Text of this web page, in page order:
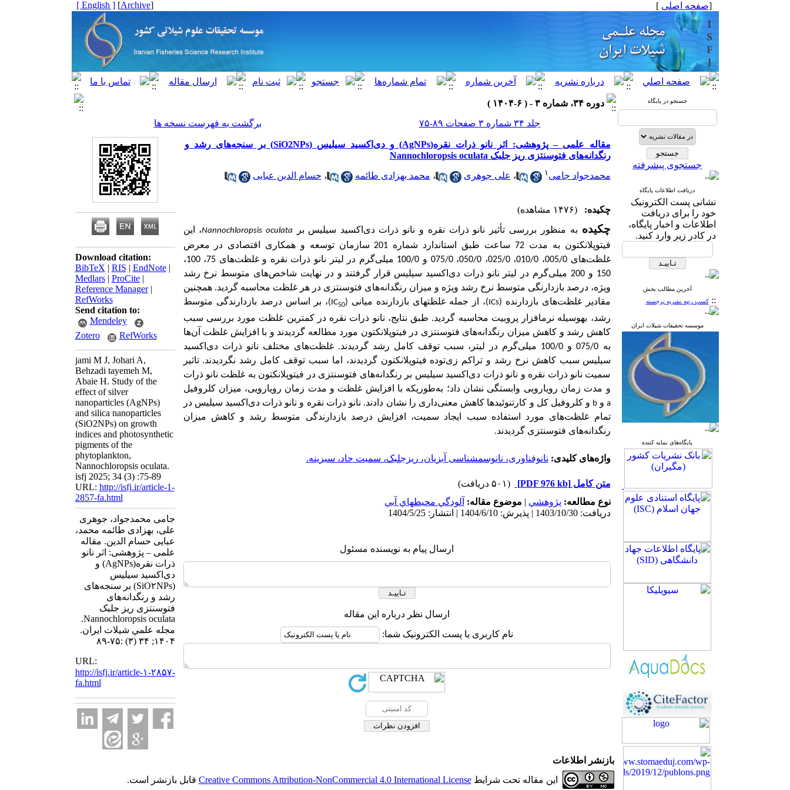
[صفحه اصلی ]
[
Archive
]
[ English ]
جستجو در پایگاه
جستجوی پیشرفته
دریافت اطلاعات پایگاه
نشانی پست الکترونیک
خود را برای دریافت
اطلاعات و اخبار پایگاه،
در کادر زیر وارد کنید.
آخرین مطالب بخش
::کسب رتبه نشریه برجسته
موسسه تحقیقات شیلات ایران
پایگاه‌های نمایه کننده
دوره ۳۴، شماره ۳ - ( ۶-۱۴۰۴ )
جلد ۳۴ شماره ۳ صفحات ۸۹-۷۵
برگشت به فهرست نسخه ها
مقاله علمی – پژوهشی:‌ اثر نانو ذرات نقره(AgNPs) و دی‌اکسید سیلیس (SiO2NPs) بر سنجه‌‌‌های رشد و
رنگدانه‌های فتوسنتزی ریز جلبک Nannochloropsis oculata
محمدجواد جامی ۱ ، علی جوهری ، محمد بهزادی طائمه ، حسام الدین عبایی
چکیده: (۱۴۷۶ مشاهده)
چکیده به منظور بررسی تأثیر نانو ذرات نقره و نانو ذرات دی‌اکسید سیلیس بر Nannochloropsis oculata، این
فیتوپلانکتون به مدت 72 ساعت طبق استاندارد شماره 201
سازمان توسعه و همکاری اقتصادی در معرض
غلظت‌های 005/0، 010/0، 025/0، 050/0، 075/0 و 100/0 میلی‌گرم در لیتر نانو ذرات نقره و غلظت‌های 75، 100،
150 و 200 میلی‌گرم در لیتر نانو ذرات دی‌اکسید سیلیس
قرار گرفتند و در نهایت شاخص‌های متوسط نرخ رشد
ویژه، درصد بازدارنگی متوسط نرخ رشد ویژه و میزان رنگدانه‌های فتوسنتزی در هر غلظت محاسبه گردید. همچنین
مقادیر غلظت‌های بازدارنده (ICs)، از جمله غلظت­های بازدارنده میانی ( IC50
)، بر اساس درصد بازدارندگی متوسط
رشد، به­وسیله نرم­افزار پروبیت محاسبه گردید. طبق نتایج، نانو ذرات نقره در کمترین غلظت مورد بررسی سبب
کاهش رشد و کاهش میزان رنگدانه‌های فتوسنتزی در فیتوپلانکتون مورد مطالعه گردیدند و با افزایش غلظت آن‌ها
به 075/0 و 100/0 میلی‌گرم در لیتر، سبب توقف کامل رشد گردیدند. غلظت‌های مختلف نانو ذرات دی‌اکسید
سیلیس سبب کاهش نرخ رشد و تراکم زی‌توده فیتوپلانکتون ‌گردیدند، اما سبب توقف کامل رشد نگردیدند. تاثیر
سمیت نانو ذرات نقره و نانو ذرات دی‌اکسید سیلیس بر رنگدانه‌های فتوسنتزی در فیتوپلانکتون به غلظت نانو ذرات
و مدت زمان رویارویی وابستگی نشان داد؛ به­‌طوری­که با افزایش غلظت و مدت زمان رویارویی، میزان کلروفیل
a و b و کلروفیل کل و کارتنوئیدها کاهش معنی‌داری را نشان دادند. نانو ذرات نقره و نانو ذرات دی‌اکسید سیلیس در
تمام غلظت‌های مورد استفاده سبب ایجاد سمیت، افزایش درصد بازدارندگی متوسط رشد و کاهش میزان
رنگدانه‌های فتوسنتزی گردیدند.
واژه‌های کلیدی: نانوفناوری، نانوسم­شناسی آبزیان، ریزجلبک، سمیت حاد، سبزینه.
متن کامل[PDF 976 kb]
(۵۰۱ دریافت)
نوع مطالعه: پژوهشي | موضوع مقاله: آلودگي محيطهاي آبي
دریافت: 1403/10/30 | پذیرش: 1404/6/10 | انتشار: 1404/5/25
ارسال پیام به نویسنده مسئول
ارسال نظر درباره این مقاله
نام کاربری یا پست الکترونیک شما:
Download citation:
BibTeX | RIS | EndNote|
Medlars| ProCite|
Reference Manager|
RefWorks
Send citation to:
Mendeley
Zotero
RefWorks
jami M J, Johari A,
Behzadi tayemeh M,
Abaie H. Study of the
effect of silver
nanoparticles (AgNPs)
and silica nanoparticles
(SiO2NPs) on growth
indices and photosynthetic
pigments of the
phytoplankton,
Nannochloropsis oculata.
isfj 2025; 34 (3) :75-89
URL: http://isfj.ir/article-1-
2857-fa.html
جامی محمدجواد، جوهری
علی، بهزادی طائمه محمد،
عبایی حسام الدین. مقاله
علمی – پژوهشی:‌ اثر نانو
ذرات نقره(AgNPs) و
دی‌اکسید سیلیس
(SiO۲NPs) بر سنجه‌‌‌های
رشد و رنگدانه‌های
فتوسنتزی ریز جلبک
Nannochloropsis oculata.
مجله علمي شيلات ايران.
۱۴۰۴; ۳۴ (۳) :۷۵-۸۹
URL:
http://isfj.ir/article-۱-۲۸۵۷-
fa.html
بازنشر اطلاعات
این مقاله تحت شرایطCreative Commons Attribution-NonCommercial 4.0 International License قابل بازنشر است.